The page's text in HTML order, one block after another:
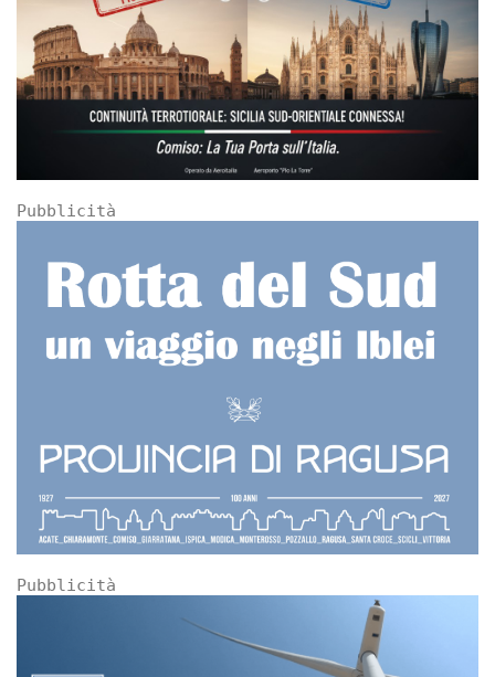
Pubblicità
Pubblicità